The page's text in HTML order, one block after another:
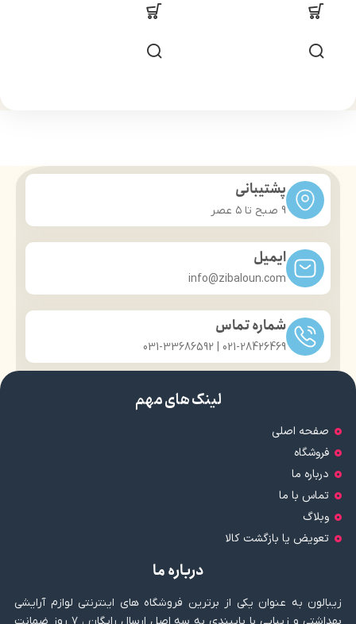
پشتیبانی
9 صبح تا ۵ عصر
ایمیل
info@zibaloun.com
شماره تماس
021-28426469 | 031-33686592
لینک های مهم
صفحه اصلی
فروشگاه
درباره ما
تماس با ما
وبلاگ
تعویض یا بازگشت کالا
درباره ما
زیبالون به عنوان یکی از برترین فروشگاه های اینترنتی لوازم آرایشی
بهداشتی و زیبایی با پایبندی به سه اصل ارسال رایگان ، ۷ روز ضمانت